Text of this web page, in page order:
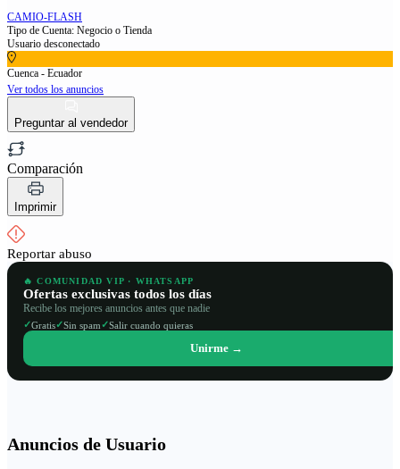
CAMIO-FLASH
Tipo de Cuenta: Negocio o Tienda
Usuario desconectado
Cuenca - Ecuador
Ver todos los anuncios
Preguntar al vendedor
Comparación
Imprimir
Reportar abuso
🔥 COMUNIDAD VIP · WHATSAPP
Ofertas exclusivas todos los días
Recibe los mejores anuncios antes que nadie
✓Gratis✓Sin spam✓Salir cuando quieras
Unirme →
Anuncios de Usuario